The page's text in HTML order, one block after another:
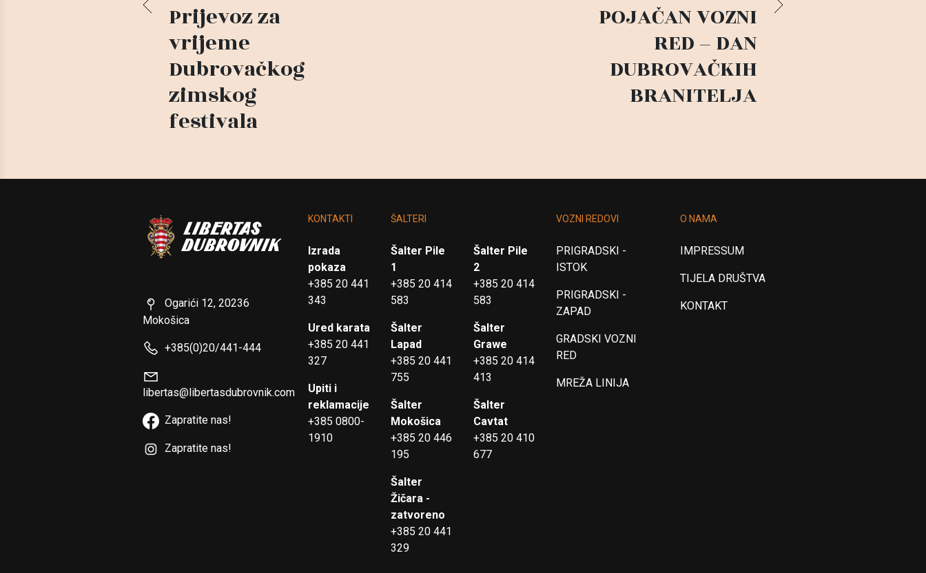
Prijevoz za
vrijeme
Dubrovačkog
zimskog
festivala
POJAČAN VOZNI
RED – DAN
DUBROVAČKIH
BRANITELJA
Ogarići 12, 20236
Mokošica
+385(0)20/441-444
libertas@libertasdubrovnik.com
Zapratite nas!
Zapratite nas!
KONTAKTI
Izrada
pokaza
+385 20 441
343
Ured karata
+385 20 441
327
Upiti i
reklamacije
+385 0800-
1910
ŠALTERI
Šalter Pile
1
+385 20 414
583
Šalter Pile
2
+385 20 414
583
Šalter
Lapad
+385 20 441
755
Šalter
Grawe
+385 20 414
413
Šalter
Mokošica
+385 20 446
195
Šalter
Cavtat
+385 20 410
677
Šalter
Žičara -
zatvoreno
+385 20 441
329
VOZNI REDOVI
PRIGRADSKI -
ISTOK
PRIGRADSKI -
ZAPAD
GRADSKI VOZNI
RED
MREŽA LINIJA
O NAMA
IMPRESSUM
TIJELA DRUŠTVA
KONTAKT